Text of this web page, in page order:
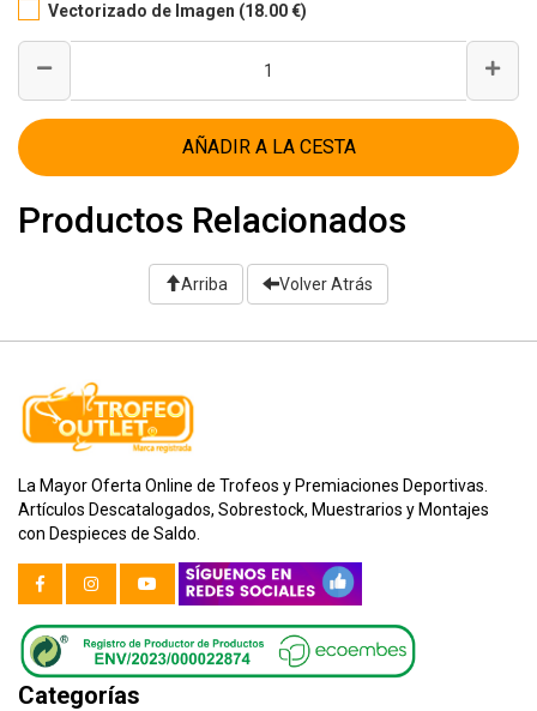
Vectorizado de Imagen (18.00 €)
AÑADIR A LA CESTA
Productos Relacionados
Arriba Volver Atrás
La Mayor Oferta Online de Trofeos y Premiaciones Deportivas.
Artículos Descatalogados, Sobrestock, Muestrarios y Montajes
con Despieces de Saldo.
Categorías